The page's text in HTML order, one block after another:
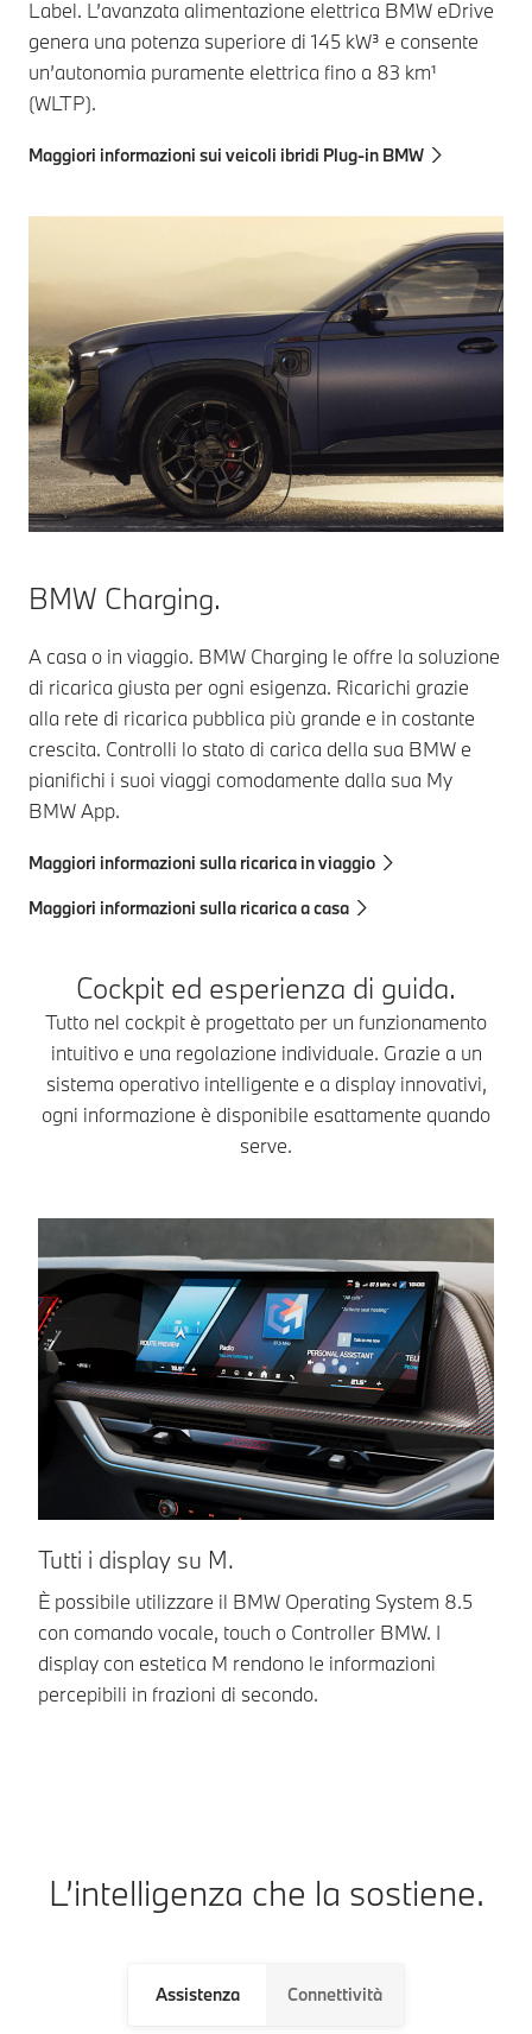
Label. L’avanzata alimentazione elettrica BMW eDrive
genera una potenza superiore di 145 kW³ e consente
un’autonomia puramente elettrica fino a 83 km¹
(WLTP).
Maggiori informazioni sui veicoli ibridi Plug-in BMW
BMW Charging.
A casa o in viaggio. BMW Charging le offre la soluzione
di ricarica giusta per ogni esigenza. Ricarichi grazie
alla rete di ricarica pubblica più grande e in costante
crescita. Controlli lo stato di carica della sua BMW e
pianifichi i suoi viaggi comodamente dalla sua My
BMW App.
Maggiori informazioni sulla ricarica in viaggio
Maggiori informazioni sulla ricarica a casa
Cockpit ed esperienza di guida.
Tutto nel cockpit è progettato per un funzionamento
intuitivo e una regolazione individuale. Grazie a un
sistema operativo intelligente e a display innovativi,
ogni informazione è disponibile esattamente quando
serve.
Tutti i display su M.
È possibile utilizzare il BMW Operating System 8.5
con comando vocale, touch o Controller BMW. I
display con estetica M rendono le informazioni
percepibili in frazioni di secondo.
L’intelligenza che la sostiene.
Assistenza Connettività